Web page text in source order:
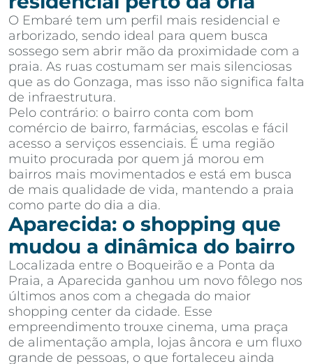
O Embaré tem um perfil mais residencial e
arborizado, sendo ideal para quem busca
sossego sem abrir mão da proximidade com a
praia. As ruas costumam ser mais silenciosas
que as do Gonzaga, mas isso não significa falta
de infraestrutura.
Pelo contrário: o bairro conta com bom
comércio de bairro, farmácias, escolas e fácil
acesso a serviços essenciais. É uma região
muito procurada por quem já morou em
bairros mais movimentados e está em busca
de mais qualidade de vida, mantendo a praia
como parte do dia a dia.
Aparecida: o shopping que
mudou a dinâmica do bairro
Localizada entre o Boqueirão e a Ponta da
Praia, a Aparecida ganhou um novo fôlego nos
últimos anos com a chegada do maior
shopping center da cidade. Esse
empreendimento trouxe cinema, uma praça
de alimentação ampla, lojas âncora e um fluxo
grande de pessoas, o que fortaleceu ainda